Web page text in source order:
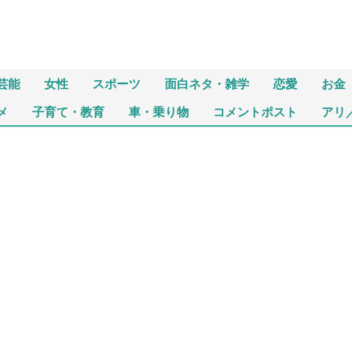
能 女性 スポーツ 面白ネタ・雑学 恋愛 お金
子育て・教育 車・乗り物 コメントポスト アリ